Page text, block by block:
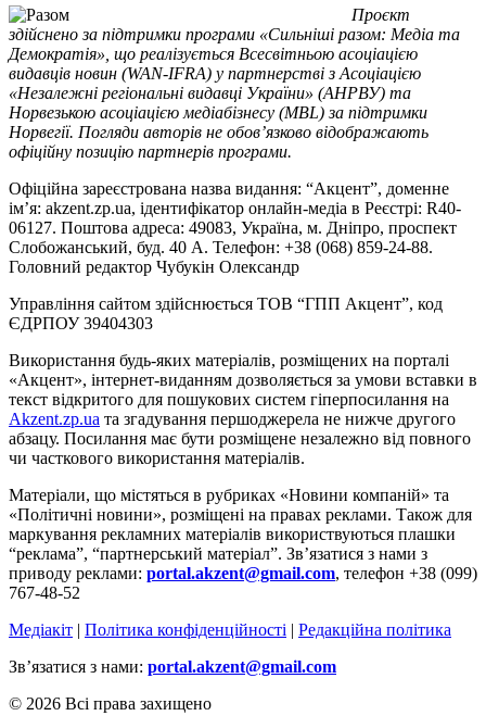
Проєкт
здійснено за підтримки програми «Сильніші разом: Медіа та
Демократія», що реалізується Всесвітньою асоціацією
видавців новин (WAN-IFRA) у партнерстві з Асоціацією
«Незалежні регіональні видавці України» (АНРВУ) та
Норвезькою асоціацією медіабізнесу (MBL) за підтримки
Норвегії. Погляди авторів не обов’язково відображають
офіційну позицію партнерів програми.
Офіційна зареєстрована назва видання: “Акцент”, доменне
ім’я: akzent.zp.ua, ідентифікатор онлайн-медіа в Реєстрі: R40-
06127. Поштова адреса: 49083, Україна, м. Дніпро, проспект
Слобожанський, буд. 40 А. Телефон: +38 (068) 859-24-88.
Головний редактор Чубукін Олександр
Управління сайтом здійснюється ТОВ “ГПП Акцент”, код
ЄДРПОУ 39404303
Використання будь-яких матеріалів, розміщених на порталі
«Акцент», інтернет-виданням дозволяється за умови вставки в
текст відкритого для пошукових систем гіперпосилання на
Akzent.zp.ua та згадування першоджерела не нижче другого
абзацу. Посилання має бути розміщене незалежно від повного
чи часткового використання матеріалів.
Матеріали, що містяться в рубриках «Новини компаній» та
«Політичні новини», розміщені на правах реклами. Також для
маркування рекламних матеріалів використвуються плашки
“реклама”, “партнерський матеріал”. Зв’язатися з нами з
приводу реклами: portal.akzent@gmail.com, телефон +38 (099)
767-48-52
Медіакіт | Політика конфіденційності | Редакційна політика
Зв’язатися з нами: portal.akzent@gmail.com
© 2026 Всі права захищено